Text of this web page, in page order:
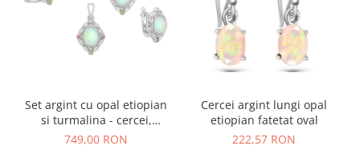
Set argint cu opal etiopian
si turmalina - cercei,
pandantiv, inel
749,00 RON
Cercei argint lungi opal
etiopian fatetat oval
222,57 RON